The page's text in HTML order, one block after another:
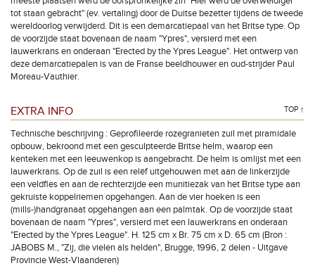
tot staan gebracht" (ev. vertaling) door de Duitse bezetter tijdens de tweede
wereldoorlog verwijderd. Dit is een demarcatiepaal van het Britse type. Op
de voorzijde staat bovenaan de naam "Ypres", versierd met een
lauwerkrans en onderaan "Erected by the Ypres League". Het ontwerp van
deze demarcatiepalen is van de Franse beeldhouwer en oud-strijder Paul
Moreau-Vauthier.
EXTRA INFO TOP ↑
Technische beschrijving : Geprofileerde rozegranieten zuil met piramidale
opbouw, bekroond met een gesculpteerde Britse helm, waarop een
kenteken met een leeuwenkop is aangebracht. De helm is omlijst met een
lauwerkrans. Op de zuil is een relëf uitgehouwen met aan de linkerzijde
een veldfles en aan de rechterzijde een munitiezak van het Britse type aan
gekruiste koppelriemen opgehangen. Aan de vier hoeken is een
(mills-)handgranaat opgehangen aan een palmtak. Op de voorzijde staat
bovenaan de naam "Ypres", versierd met een lauwerkrans en onderaan
"Erected by the Ypres League". H. 125 cm x Br. 75 cm x D. 65 cm (Bron :
JABOBS M., "Zij, die vielen als helden", Brugge, 1996, 2 delen - Uitgave
Provincie West-Vlaanderen)